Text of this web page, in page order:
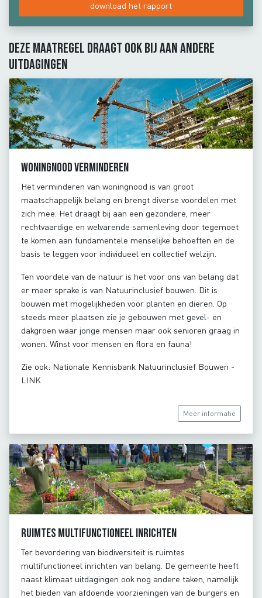
download het rapport
Deze maatregel draagt ook bij aan andere
uitdagingen
Woningnood verminderen
Het verminderen van woningnood is van groot
maatschappelijk belang en brengt diverse voordelen met
zich mee. Het draagt bij aan een gezondere, meer
rechtvaardige en welvarende samenleving door tegemoet
te komen aan fundamentele menselijke behoeften en de
basis te leggen voor individueel en collectief welzijn.
Ten voordele van de natuur is het voor ons van belang dat
er meer sprake is van Natuurinclusief bouwen. Dit is
bouwen met mogelijkheden voor planten en dieren. Op
steeds meer plaatsen zie je gebouwen met gevel- en
dakgroen waar jonge mensen maar ook senioren graag in
wonen. Winst voor mensen en flora en fauna!
Zie ook: Nationale Kennisbank Natuurinclusief Bouwen -
LINK
Meer informatie
Ruimtes multifunctioneel inrichten
Ter bevordering van biodiversiteit is ruimtes
multifunctioneel inrichten van belang. De gemeente heeft
naast klimaat uitdagingen ook nog andere taken, namelijk
het bieden van afdoende voorzieningen van de burgers en